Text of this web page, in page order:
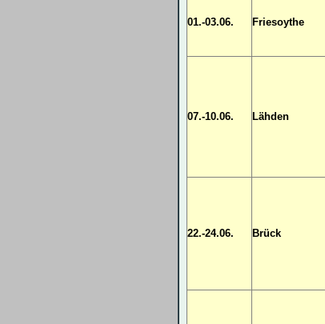
01.-03.06. Friesoythe
07.-10.06. Lähden
22.-24.06. Brück